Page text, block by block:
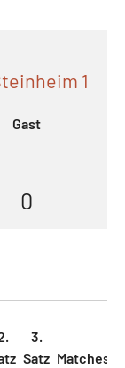
1
Gast
0
3.
Satz Matches